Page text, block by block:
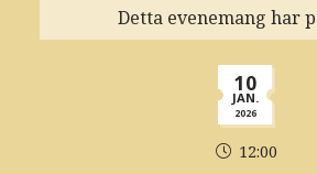
Detta evenemang har
10
JAN.
2026
12:00